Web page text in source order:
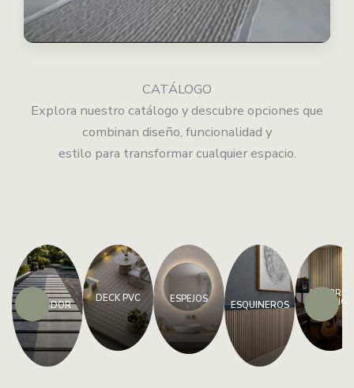
CATÁLOGO
Explora nuestro catálogo y descubre opciones que
combinan diseño, funcionalidad y
estilo para transformar cualquier espacio.
BASTIDOR
DECK PVC ESPEJOS ESQUINEROS
LAMBRÍN
ACÚSTICO